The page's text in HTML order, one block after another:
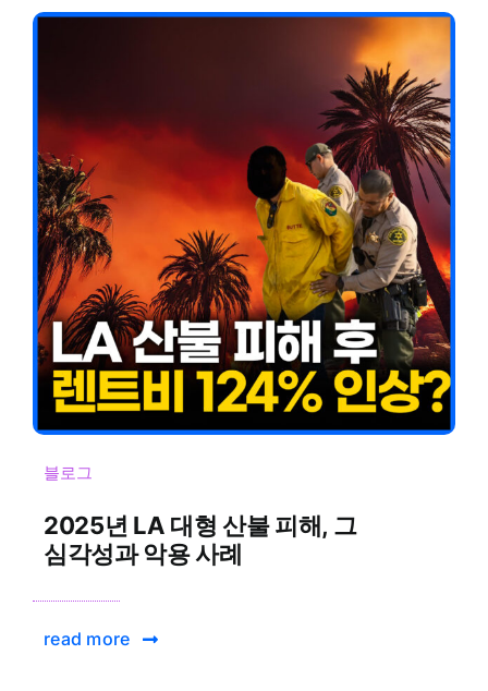
블로그
2025년 LA 대형 산불 피해, 그
심각성과 악용 사례
read more